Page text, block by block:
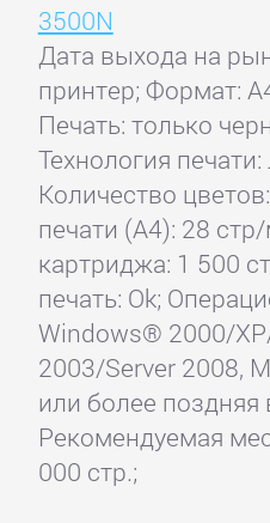
3500N
Дата выхода на
принтер; Формат:
Печать: только
Технология
Количество
печати (А4): 28
картриджа: 1 500
печать: Ok;
Windows® 2000/
2003/Server 2008,
или более поздняя
Рекомендуемая
000 стр.;